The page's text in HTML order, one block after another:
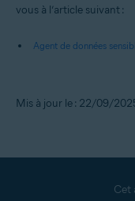
vous à l’article suivant :
Agent de données
Mis à jour le : 22/09/
Cet